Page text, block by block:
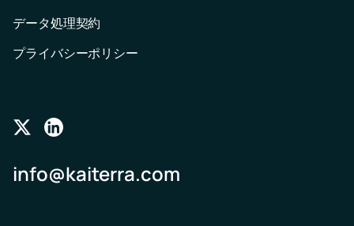
データ処理契約
プライバシーポリシー
on
Twitter
on
LinkedIn
info@kaiterra.com